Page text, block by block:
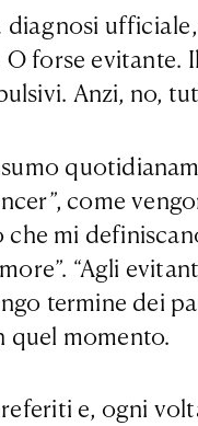
forse evitante.
Anzi, no,
come
mi
“Agli
termine dei
quel momento.
e, ogni